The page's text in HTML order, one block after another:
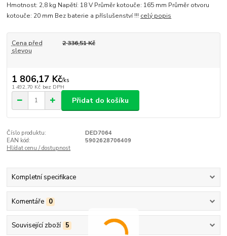
Hmotnost: 2,8 kg Napětí: 18 V Průměr kotouče: 165 mm Průměr otvoru
kotouče: 20 mm Bez baterie a příslušenství !!! celý popis
Cena před
slevou
2 336,51 Kč
1 806,17 Kč/ks
1 492,70 Kč bez DPH
Přidat do košíku
Číslo produktu:
DED7064
EAN kód:
5902628706409
Hlídat cenu / dostupnost
Kompletní specifikace
Komentáře 0
Související zboží 5